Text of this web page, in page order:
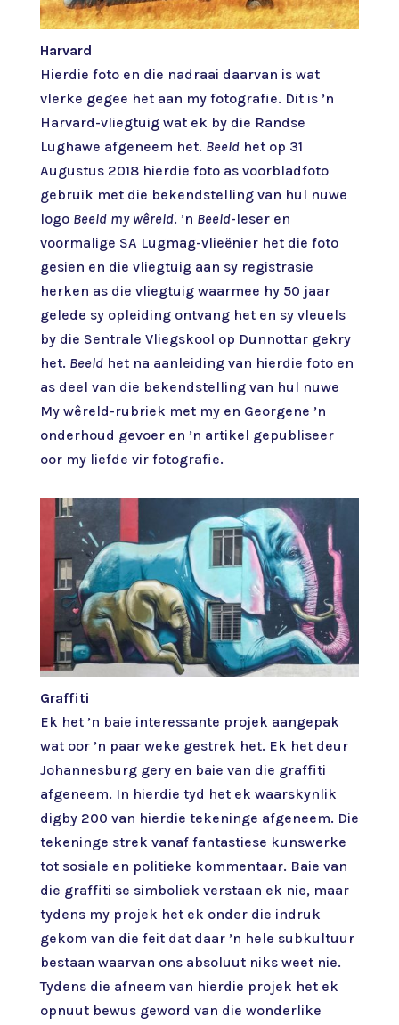
Harvard
Hierdie foto en die nadraai daarvan is wat
vlerke gegee het aan my fotografie. Dit is ’n
Harvard-vliegtuig wat ek by die Randse
Lughawe afgeneem het. Beeldhet op 31
Augustus 2018 hierdie foto as voorbladfoto
gebruik met die bekendstelling van hul nuwe
logo Beeld my wêreld. ’n Beeld-leser en
voormalige SA Lugmag-vlieënier het die foto
gesien en die vliegtuig aan sy registrasie
herken as die vliegtuig waarmee hy 50 jaar
gelede sy opleiding ontvang het en sy vleuels
by die Sentrale Vliegskool op Dunnottar gekry
het. Beeldhet na aanleiding van hierdie foto en
as deel van die bekendstelling van hul nuwe
My wêreld-rubriek met my en Georgene ’n
onderhoud gevoer en ’n artikel gepubliseer
oor my liefde vir fotografie.
Graffiti
Ek het ’n baie interessante projek aangepak
wat oor ’n paar weke gestrek het. Ek het deur
Johannesburg gery en baie van die graffiti
afgeneem. In hierdie tyd het ek waarskynlik
digby 200 van hierdie tekeninge afgeneem. Die
tekeninge strek vanaf fantastiese kunswerke
tot sosiale en politieke kommentaar. Baie van
die graffiti se simboliek verstaan ek nie, maar
tydens my projek het ek onder die indruk
gekom van die feit dat daar ’n hele subkultuur
bestaan waarvan ons absoluut niks weet nie.
Tydens die afneem van hierdie projek het ek
opnuut bewus geword van die wonderlike